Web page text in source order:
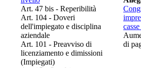
Art. 47 bis - Reperibilità
Art. 104 - Doveri
dell'impiegato e disciplina
aziendale
Art. 101 - Preavviso di
licenziamento e dimissioni
(Impiegati)
di